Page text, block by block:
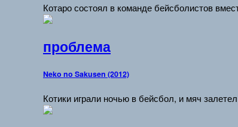
Котаро состоял в команде бейсболистов
проблема
Neko no Sakusen (2012)
Котики играли ночью в бейсбол, и мяч